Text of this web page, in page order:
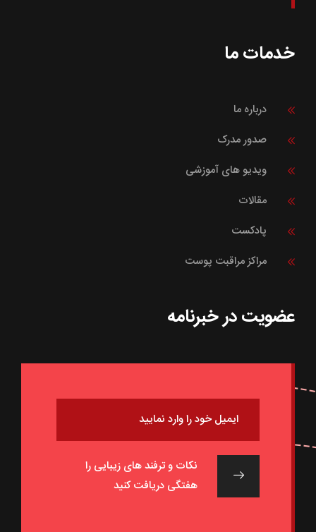
خدمات ما
درباره ما
صدور مدرک
ویدیو های آموزشی
مقالات
پادکست
مراکز مراقبت پوست
عضویت در خبرنامه
نکات و ترفند های زیبایی را
هفتگی دریافت کنید